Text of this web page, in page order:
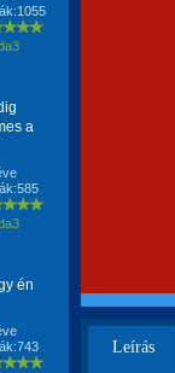
a
én
Leírás